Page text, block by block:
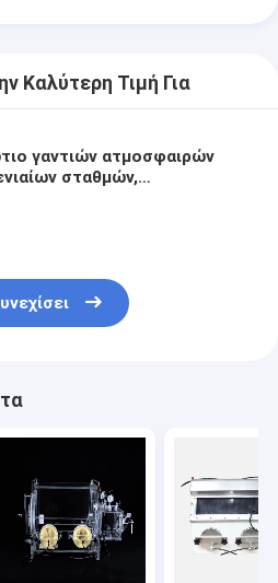
Καλύτερη Τιμή Για
γαντιών ατμοσφαιρών
σταθμών,